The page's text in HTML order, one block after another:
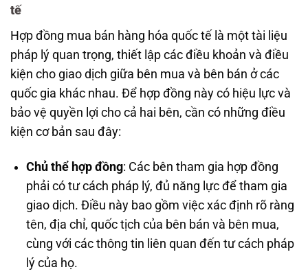
tế
Hợp đồng mua bán hàng hóa quốc tế là một tài liệu
pháp lý quan trọng, thiết lập các điều khoản và điều
kiện cho giao dịch giữa bên mua và bên bán ở các
quốc gia khác nhau. Để hợp đồng này có hiệu lực và
bảo vệ quyền lợi cho cả hai bên, cần có những điều
kiện cơ bản sau đây:
Chủ thể hợp đồng: Các bên tham gia hợp đồng
phải có tư cách pháp lý, đủ năng lực để tham gia
giao dịch. Điều này bao gồm việc xác định rõ ràng
tên, địa chỉ, quốc tịch của bên bán và bên mua,
cùng với các thông tin liên quan đến tư cách pháp
lý của họ.